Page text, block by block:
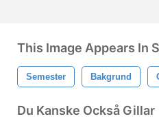
This Image Appears In
Semester Bakgrund
Du Kanske Också Gillar